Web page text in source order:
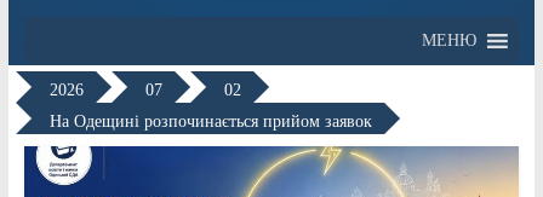
МЕНЮ
2026 07
02
На Одещині розпочинається прийом заявок